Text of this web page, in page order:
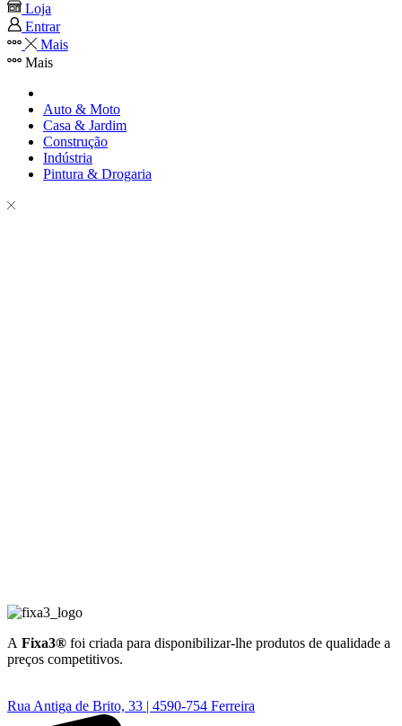
Loja
Entrar
Mais
Mais
Auto & Moto
Casa & Jardim
Construção
Indústria
Pintura & Drogaria
A Fixa3® foi criada para disponibilizar-lhe produtos de qualidade a
preços competitivos.
Rua Antiga de Brito, 33 | 4590-754 Ferreira